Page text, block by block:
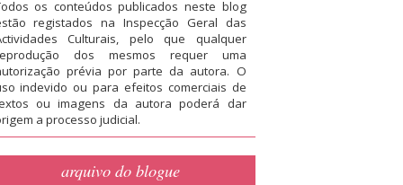
os conteúdos publicados neste blog
registados na Inspecção Geral das
Culturais, pelo que qualquer
dos mesmos requer uma
prévia por parte da autora. O
indevido ou para efeitos comerciais de
ou imagens da autora poderá dar
a processo judicial.
arquivo do blogue